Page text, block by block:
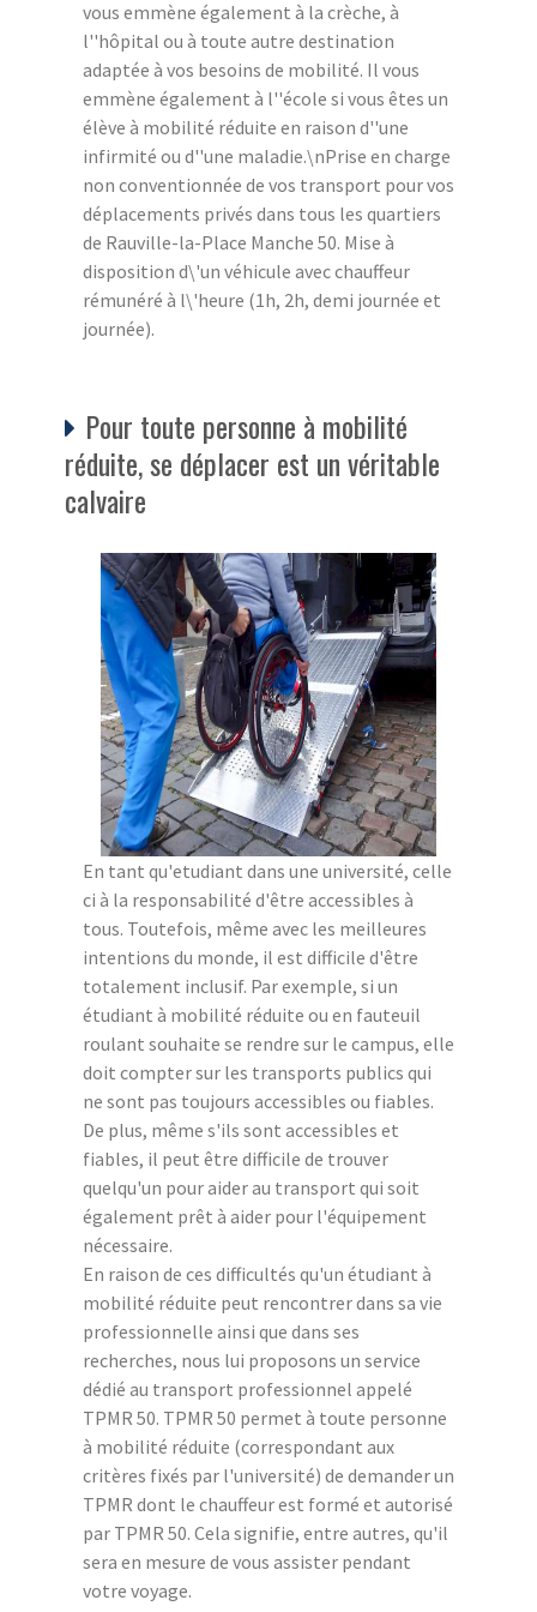
vous emmène également à la crèche, à
l''hôpital ou à toute autre destination
adaptée à vos besoins de mobilité. Il vous
emmène également à l''école si vous êtes un
élève à mobilité réduite en raison d''une
infirmité ou d''une maladie.\nPrise en charge
non conventionnée de vos transport pour vos
déplacements privés dans tous les quartiers
de Rauville-la-Place Manche 50. Mise à
disposition d\'un véhicule avec chauffeur
rémunéré à l\'heure (1h, 2h, demi journée et
journée).
Pour toute personne à mobilité
réduite, se déplacer est un véritable
calvaire
En tant qu'etudiant dans une université, celle
ci à la responsabilité d'être accessibles à
tous. Toutefois, même avec les meilleures
intentions du monde, il est difficile d'être
totalement inclusif. Par exemple, si un
étudiant à mobilité réduite ou en fauteuil
roulant souhaite se rendre sur le campus, elle
doit compter sur les transports publics qui
ne sont pas toujours accessibles ou fiables.
De plus, même s'ils sont accessibles et
fiables, il peut être difficile de trouver
quelqu'un pour aider au transport qui soit
également prêt à aider pour l'équipement
nécessaire.
En raison de ces difficultés qu'un étudiant à
mobilité réduite peut rencontrer dans sa vie
professionnelle ainsi que dans ses
recherches, nous lui proposons un service
dédié au transport professionnel appelé
TPMR 50. TPMR 50 permet à toute personne
à mobilité réduite (correspondant aux
critères fixés par l'université) de demander un
TPMR dont le chauffeur est formé et autorisé
par TPMR 50. Cela signifie, entre autres, qu'il
sera en mesure de vous assister pendant
votre voyage.